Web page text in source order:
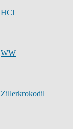
HCl
WW
Zillerkrokodil